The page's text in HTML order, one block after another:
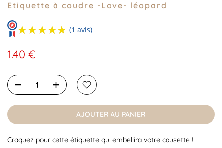
Etiquette à coudre -Love- léopard
★★★★★
★★★★★ (1 avis)
1.40 €
AJOUTER AU PANIER
Craquez pour cette étiquette qui embellira votre cousette !